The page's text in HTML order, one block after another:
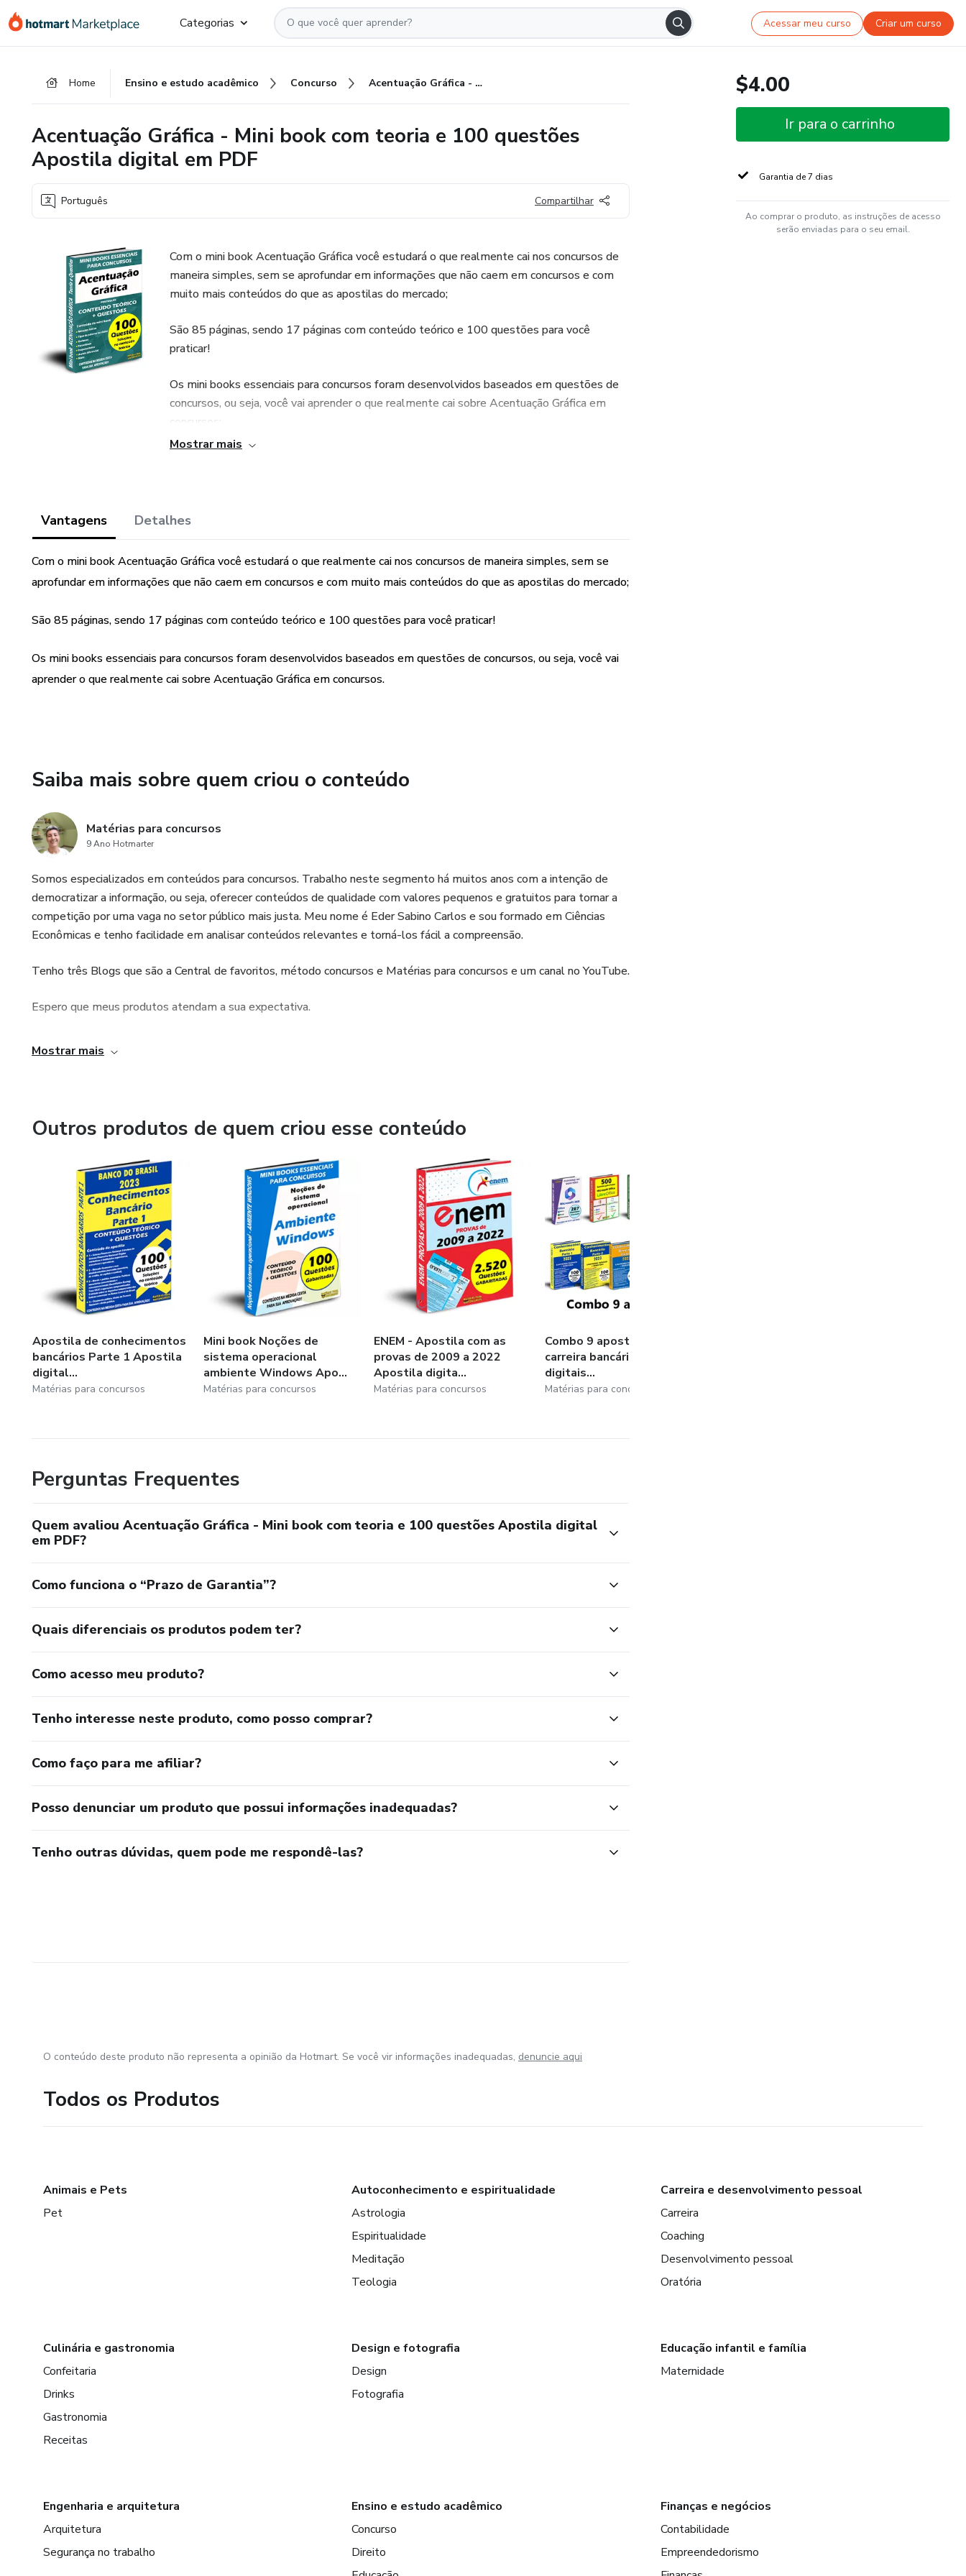
para
para
para
Categorias Acessar meu curso Criar um curso
Home Ensino e estudo acadêmico Concurso Acentuação Gráfica - Mini book com teoria e 100 questões Apostila digital em PDF
Acentuação Gráfica - Mini book com teoria e 100 questões
Apostila digital em PDF
Português Compartilhar
Com o mini book Acentuação Gráfica você estudará o que realmente cai nos concursos de
maneira simples, sem se aprofundar em informações que não caem em concursos e com
muito mais conteúdos do que as apostilas do mercado;
São 85 páginas, sendo 17 páginas com conteúdo teórico e 100 questões para você
praticar!
Os mini books essenciais para concursos foram desenvolvidos baseados em questões de
concursos, ou seja, você vai aprender o que realmente cai sobre Acentuação Gráfica em
a mais.
Mostrar mais
Vantagens Detalhes
Com o mini book Acentuação Gráfica você estudará o que realmente cai nos concursos de maneira simples, sem se
aprofundar em informações que não caem em concursos e com muito mais conteúdos do que as apostilas do mercado;
São 85 páginas, sendo 17 páginas com conteúdo teórico e 100 questões para você praticar!
Os mini books essenciais para concursos foram desenvolvidos baseados em questões de concursos, ou seja, você vai
aprender o que realmente cai sobre Acentuação Gráfica em concursos.
Saiba mais sobre quem criou o conteúdo
Matérias para concursos
9 Ano Hotmarter
Somos especializados em conteúdos para concursos. Trabalho neste segmento há muitos anos com a intenção de
democratizar a informação, ou seja, oferecer conteúdos de qualidade com valores pequenos e gratuitos para tornar a
competição por uma vaga no setor público mais justa. Meu nome é Eder Sabino Carlos e sou formado em Ciências
Econômicas e tenho facilidade em analisar conteúdos relevantes e torná-los fácil a compreensão.
Tenho três Blogs que são a Central de favoritos, método concursos e Matérias para concursos e um canal no YouTube.
Espero que meus produtos atendam a sua expectativa.
Mostrar mais
Outros produtos de quem criou esse conteúdo
Apostila de conhecimentos
bancários Parte 1 Apostila
digital...
Matérias para concursos
Mini book Noções de
sistema operacional
ambiente Windows Apo...
Matérias para concursos
ENEM - Apostila com as
provas de 2009 a 2022
Apostila digita...
Matérias para concursos
Combo 9 apostilas para
carreira bancária Apostilas
digitais...
Matérias para concursos
Perguntas Frequentes
Quem avaliou Acentuação Gráfica - Mini book com teoria e 100 questões Apostila digital
em PDF?
Como funciona o “Prazo de Garantia”?
Quais diferenciais os produtos podem ter?
Como acesso meu produto?
Tenho interesse neste produto, como posso comprar?
Como faço para me afiliar?
Posso denunciar um produto que possui informações inadequadas?
Tenho outras dúvidas, quem pode me respondê-las?
$4.00
Ir para o carrinho
Garantia de 7 dias
Ao comprar o produto, as instruções de acesso
serão enviadas para o seu email.
O conteúdo deste produto não representa a opinião da Hotmart. Se você vir informações inadequadas, denuncie aqui
Todos os Produtos
Animais e Pets
Pet
Autoconhecimento e espiritualidade
Astrologia
Espiritualidade
Meditação
Teologia
Carreira e desenvolvimento pessoal
Carreira
Coaching
Desenvolvimento pessoal
Oratória
Culinária e gastronomia
Confeitaria
Drinks
Gastronomia
Receitas
Design e fotografia
Design
Fotografia
Educação infantil e família
Maternidade
Engenharia e arquitetura
Arquitetura
Segurança no trabalho
Ensino e estudo acadêmico
Concurso
Direito
Finanças e negócios
Contabilidade
Empreendedorismo